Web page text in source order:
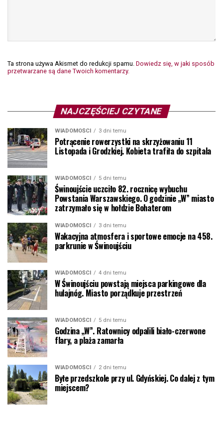
Ta strona używa Akismet do redukcji spamu. Dowiedz się, w jaki sposób
przetwarzane są dane Twoich komentarzy.
NAJCZĘŚCIEJ CZYTANE
WIADOMOŚCI 3 dni temu
Potrącenie rowerzystki na skrzyżowaniu 11
Listopada i Grodzkiej. Kobieta trafiła do szpitala
WIADOMOŚCI 5 dni temu
Świnoujście uczciło 82. rocznicę wybuchu
Powstania Warszawskiego. O godzinie „W” miasto
zatrzymało się w hołdzie Bohaterom
WIADOMOŚCI 3 dni temu
Wakacyjna atmosfera i sportowe emocje na 458.
parkrunie w Świnoujściu
WIADOMOŚCI 4 dni temu
W Świnoujściu powstają miejsca parkingowe dla
hulajnóg. Miasto porządkuje przestrzeń
WIADOMOŚCI 5 dni temu
Godzina „W”. Ratownicy odpalili biało-czerwone
flary, a plaża zamarła
WIADOMOŚCI 2 dni temu
Byłe przedszkole przy ul. Gdyńskiej. Co dalej z tym
miejscem?